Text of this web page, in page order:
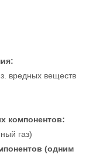
вредных веществ
компонентов:
газ)
(одним